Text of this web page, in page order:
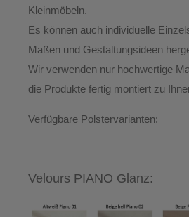
Kleinmöbeln.
Es können auch individuelle
Maßen und Gestaltungsideen
Wir verwenden nur hochwertige
die Produkte fertig montiert zu
Verfügbare Polstervarianten:
Velours PIANO Glanz: